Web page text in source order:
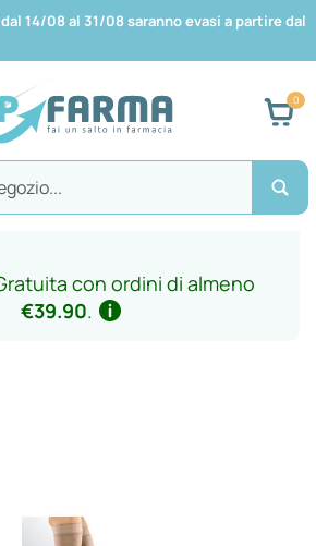
14/08 al 31/08 saranno evasi a partire dal
con ordini di almeno
€39.90.